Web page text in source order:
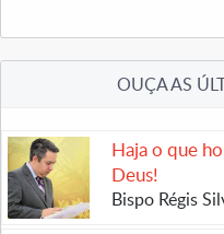
OUÇA AS
Haja o que
Deus!
Bispo Régis